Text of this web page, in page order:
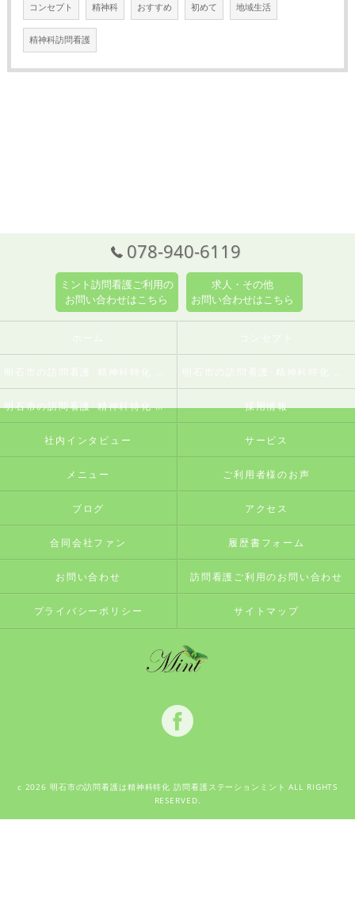
コンセプト 精神科 おすすめ 初めて 地域生活
精神科訪問看護
078-940-6119
ミント訪問看護ご利用の
お問い合わせはこちら
求人・その他
お問い合わせはこちら
明石市の訪問看護･精神科特化 訪問看護ステーションミントのお客様の声 採用情報
社内インタビュー サービス
メニュー ご利用者様のお声
ブログ アクセス
合同会社ファン 履歴書フォーム
お問い合わせ 訪問看護ご利用のお問い合わせ
プライバシーポリシー サイトマップ
c 2026 明石市の訪問看護は精神科特化 訪問看護ステーションミント ALL RIGHTS
RESERVED.